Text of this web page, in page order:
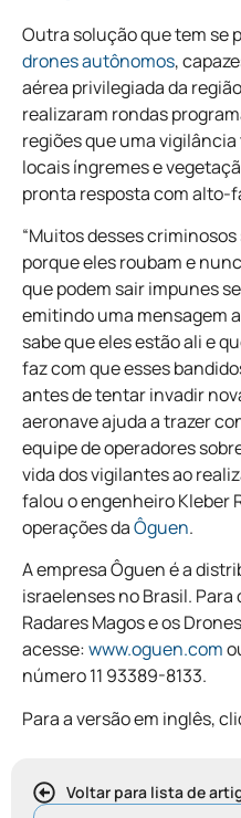
Voltar para lista de
Outra solução que tem se
drones autônomos,
aérea privilegiada da
realizaram rondas
regiões que uma
locais íngremes e
pronta resposta com alto-
“Muitos desses
porque eles roubam e
que podem sair impunes
emitindo uma mensagem
sabe que eles estão ali e
faz com que esses
antes de tentar invadir
aeronave ajuda a trazer
equipe de operadores
vida dos vigilantes ao
falou o engenheiro Kleber
operações daÔguen.
A empresa Ôguen é a
israelenses no Brasil.
Radares Magos e os
acesse:www.oguen.com
número 11 93389-8133.
Para a versão em inglês,